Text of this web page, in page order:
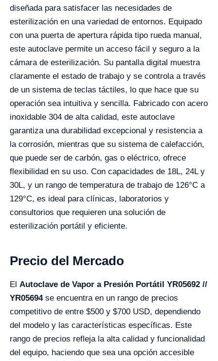
diseñada para satisfacer las necesidades de
esterilización en una variedad de entornos. Equipado
con una puerta de apertura rápida tipo rueda manual,
este autoclave permite un acceso fácil y seguro a la
cámara de esterilización. Su pantalla digital muestra
claramente el estado de trabajo y se controla a través
de un sistema de teclas táctiles, lo que hace que su
operación sea intuitiva y sencilla. Fabricado con acero
inoxidable 304 de alta calidad, este autoclave
garantiza una durabilidad excepcional y resistencia a
la corrosión, mientras que su sistema de calefacción,
que puede ser de carbón, gas o eléctrico, ofrece
flexibilidad en su uso. Con capacidades de 18L, 24L y
30L, y un rango de temperatura de trabajo de 126°C a
129°C, es ideal para clínicas, laboratorios y
consultorios que requieren una solución de
esterilización portátil y eficiente.
Precio del Mercado
El Autoclave de Vapor a Presión Portátil YR05692 //
YR05694se encuentra en un rango de precios
competitivo de entre $500 y $700 USD, dependiendo
del modelo y las características específicas. Este
rango de precios refleja la alta calidad y funcionalidad
del equipo, haciendo que sea una opción accesible